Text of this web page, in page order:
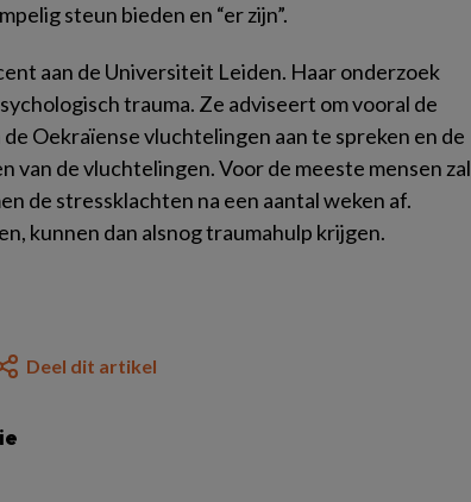
steun bieden en “er zijn”.
aan de Universiteit Leiden. Haar onderzoek
trauma. Ze adviseert om vooral de
Oekraïense vluchtelingen aan te spreken en de
van de vluchtelingen. Voor de meeste mensen zal
de stressklachten na een aantal weken af.
kunnen dan alsnog traumahulp krijgen.
Deel dit artikel